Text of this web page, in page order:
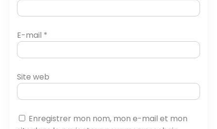
E-mail *
Site web
Enregistrer mon nom, mon e-mail et mon